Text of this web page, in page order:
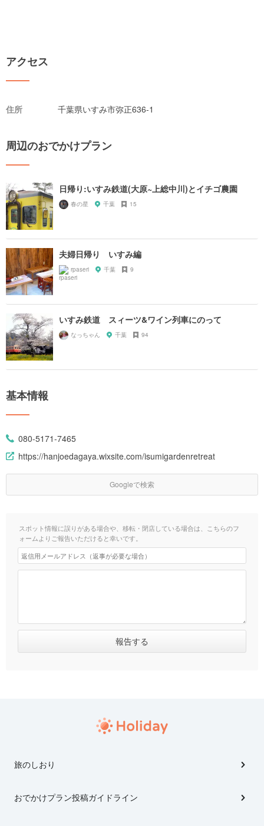
アクセス
住所 千葉県いすみ市弥正636-1
周辺のおでかけプラン
日帰り:いすみ鉄道(大原~上総中川)とイチゴ農園
春の星 千葉 15
夫婦日帰り いすみ編
rpaseri 千葉 9
いすみ鉄道 スィーツ&ワイン列車にのって
なっちゃん 千葉 94
基本情報
080-5171-7465
https://hanjoedagaya.wixsite.com/isumigardenretreat
Googleで検索
スポット情報に誤りがある場合や、移転・閉店している場合は、こちらのフ
ォームよりご報告いただけると幸いです。
旅のしおり
おでかけプラン投稿ガイドライン